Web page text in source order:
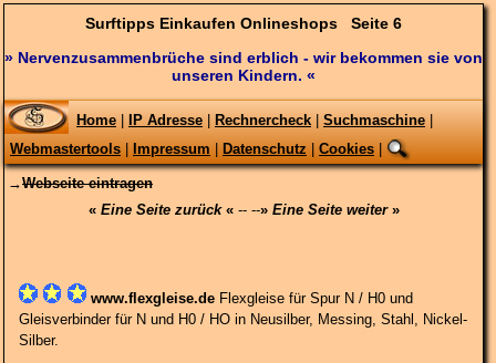
Surftipps Einkaufen Onlineshops Seite 6
» Nervenzusammenbrüche sind erblich - wir bekommen sie von
unseren Kindern. «
Home | IP Adresse | Rechnercheck | Suchmaschine |
Webmastertools | Impressum | Datenschutz | Cookies |
→Webseite eintragen
« Eine Seite zurück«-- --» Eine Seite weiter»
www.flexgleise.de Flexgleise für Spur N / H0 und
Gleisverbinder für N und H0 / HO in Neusilber, Messing, Stahl, Nickel-
Silber.